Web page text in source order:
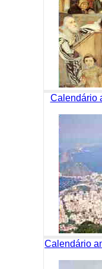
Calendário
Calendário